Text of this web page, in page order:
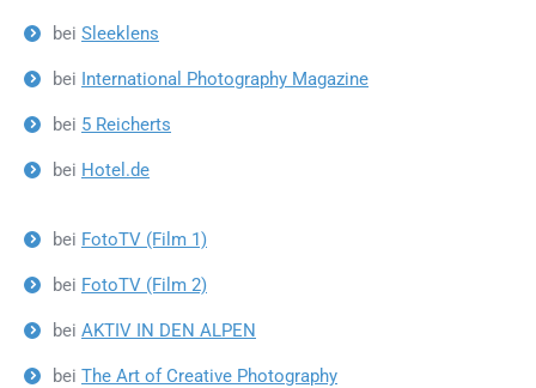
bei Sleeklens
bei International Photography Magazine
bei 5 Reicherts
bei Hotel.de
bei FotoTV (Film 1)
bei FotoTV (Film 2)
bei AKTIV IN DEN ALPEN
bei The Art of Creative Photography